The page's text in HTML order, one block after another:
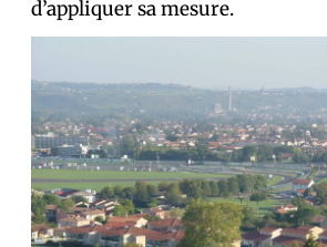
d’appliquer sa mesure.